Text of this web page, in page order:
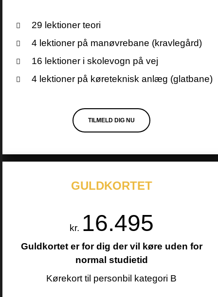
29 lektioner teori
4 lektioner på manøvrebane (kravlegård)
16 lektioner i skolevogn på vej
4 lektioner på køreteknisk anlæg (glatbane)
TILMELD DIG NU
GULDKORTET
kr. 16.495
Guldkortet er for dig der vil køre uden for
normal studietid
Kørekort til personbil kategori B